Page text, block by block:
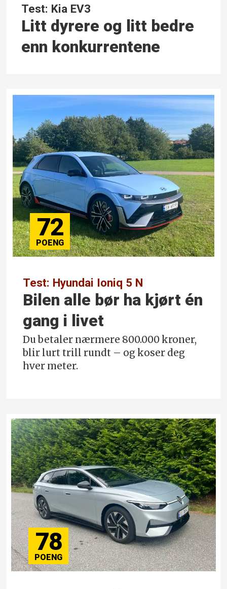
Test: Kia EV3
Litt dyrere og litt bedre
enn konkurrentene
72
Test: Hyundai Ioniq 5 N
Bilen alle bør ha kjørt én
gang i livet
Du betaler nærmere 800.000 kroner,
blir lurt trill rundt – og koser deg
hver meter.
78